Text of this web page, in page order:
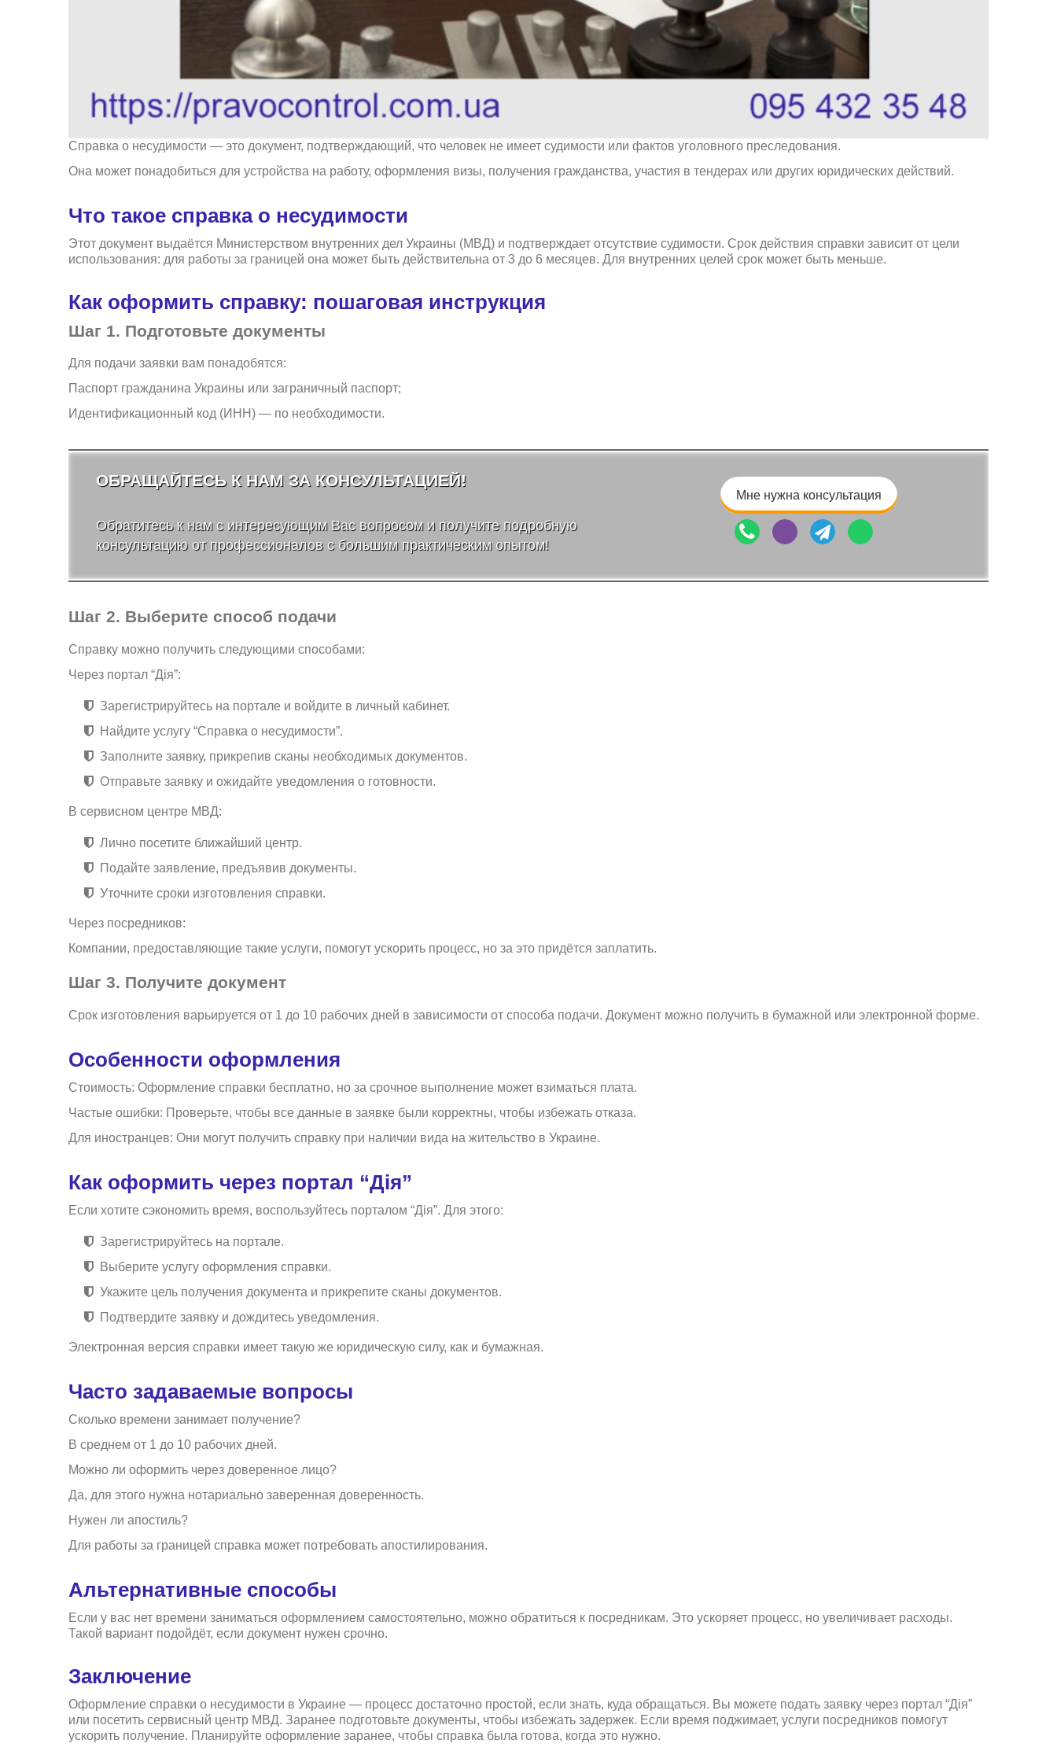
Справка о несудимости — это документ, подтверждающий, что человек не имеет судимости или фактов уголовного преследования.
Она может понадобиться для устройства на работу, оформления визы, получения гражданства, участия в тендерах или других юридических действий.
Что такое справка о несудимости
Этот документ выдаётся Министерством внутренних дел Украины (МВД) и подтверждает отсутствие судимости. Срок действия справки зависит от цели
использования: для работы за границей она может быть действительна от 3 до 6 месяцев. Для внутренних целей срок может быть меньше.
Как оформить справку: пошаговая инструкция
Шаг 1. Подготовьте документы
Для подачи заявки вам понадобятся:
Паспорт гражданина Украины или заграничный паспорт;
Идентификационный код (ИНН) — по необходимости.
ОБРАЩАЙТЕСЬ К НАМ ЗА КОНСУЛЬТАЦИЕЙ!
Обратитесь к нам с интересующим Вас вопросом и получите подробную
консультацию от профессионалов с большим практическим опытом!
Мне нужна консультация
Шаг 2. Выберите способ подачи
Справку можно получить следующими способами:
Через портал “Дія”:
Зарегистрируйтесь на портале и войдите в личный кабинет.
Найдите услугу “Справка о несудимости”.
Заполните заявку, прикрепив сканы необходимых документов.
Отправьте заявку и ожидайте уведомления о готовности.
В сервисном центре МВД:
Лично посетите ближайший центр.
Подайте заявление, предъявив документы.
Уточните сроки изготовления справки.
Через посредников:
Компании, предоставляющие такие услуги, помогут ускорить процесс, но за это придётся заплатить.
Шаг 3. Получите документ
Срок изготовления варьируется от 1 до 10 рабочих дней в зависимости от способа подачи. Документ можно получить в бумажной или электронной форме.
Особенности оформления
Стоимость: Оформление справки бесплатно, но за срочное выполнение может взиматься плата.
Частые ошибки: Проверьте, чтобы все данные в заявке были корректны, чтобы избежать отказа.
Для иностранцев: Они могут получить справку при наличии вида на жительство в Украине.
Как оформить через портал “Дія”
Если хотите сэкономить время, воспользуйтесь порталом “Дія”. Для этого:
Зарегистрируйтесь на портале.
Выберите услугу оформления справки.
Укажите цель получения документа и прикрепите сканы документов.
Подтвердите заявку и дождитесь уведомления.
Электронная версия справки имеет такую же юридическую силу, как и бумажная.
Часто задаваемые вопросы
Сколько времени занимает получение?
В среднем от 1 до 10 рабочих дней.
Можно ли оформить через доверенное лицо?
Да, для этого нужна нотариально заверенная доверенность.
Нужен ли апостиль?
Для работы за границей справка может потребовать апостилирования.
Альтернативные способы
Если у вас нет времени заниматься оформлением самостоятельно, можно обратиться к посредникам. Это ускоряет процесс, но увеличивает расходы.
Такой вариант подойдёт, если документ нужен срочно.
Заключение
Оформление справки о несудимости в Украине — процесс достаточно простой, если знать, куда обращаться. Вы можете подать заявку через портал “Дія”
или посетить сервисный центр МВД. Заранее подготовьте документы, чтобы избежать задержек. Если время поджимает, услуги посредников помогут
ускорить получение. Планируйте оформление заранее, чтобы справка была готова, когда это нужно.